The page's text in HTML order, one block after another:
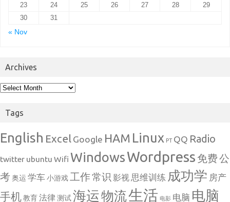
23
24 25 26 27 28
29
30
31
« Nov
Archives
Archives
Tags
English Excel Google HAM Linux PT QQ Radio
twitter ubuntu Wifi WindowsWordpress 免费公
考奥运 学车小游戏 工作常识 影视 思维训练 成功学 房产
手机教育法律测试海运物流生活 电影 电脑 电脑